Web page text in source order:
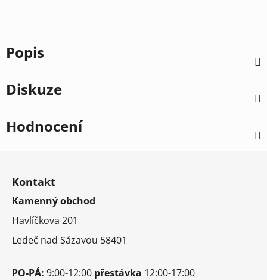
Popis
Diskuze
Hodnocení
Kontakt
Kamenný obchod
Havlíčkova 201
Ledeč nad Sázavou 58401
PO-PÁ: 9:00-12:00 přestávka 12:00-17:00